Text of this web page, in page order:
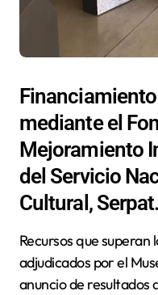
mediante el
Mejoramiento
del Servicio
Cultural, Serpat.
Recursos que superan los $19.000.000 fueron
adjudicados por el
anuncio de resultados